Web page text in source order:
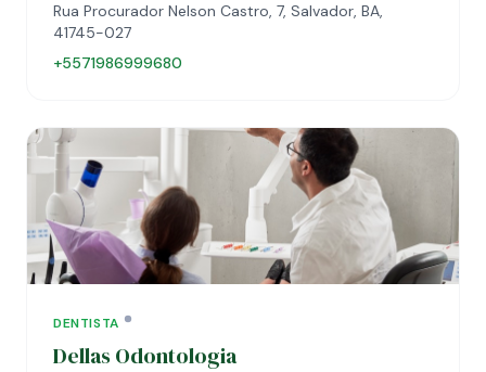
Rua Procurador Nelson Castro, 7, Salvador, BA,
41745-027
+5571986999680
DENTISTA
Dellas Odontologia